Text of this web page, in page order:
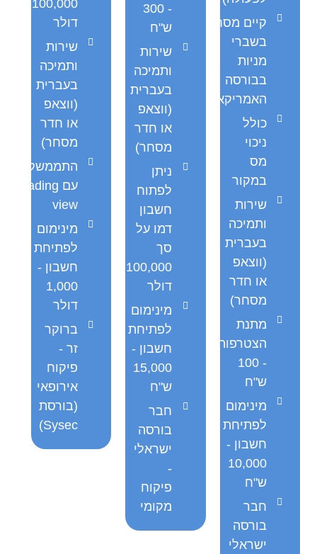
קיים מסחר
בשברי
מניות
בבורסה
האמריקאית
כולל
ניכוי
מס
במקור
שירות
ותמיכה
בעברית
(ווצאפ
או חדר
מסחר)
מתנת
הצטרפות
- 100
ש"ח
מינימום
לפתיחת
חשבון -
10,000
ש"ח
חבר
בורסה
ישראלי
- 300
ש"ח
שירות
ותמיכה
בעברית
(ווצאפ
או חדר
מסחר)
ניתן
לפתוח
חשבון
דמו על
סך
100,000
דולר
מינימום
לפתיחת
חשבון -
15,000
ש"ח
חבר
בורסה
ישראלי
-
פיקוח
מקומי
100,000
דולר
שירות
ותמיכה
בעברית
(ווצאפ
או חדר
מסחר)
התממשקות
עם Trading
view
מינימום
לפתיחת
חשבון -
1,000
דולר
ברוקר
זר -
פיקוח
אירופאי
(בורסת
Sysec)